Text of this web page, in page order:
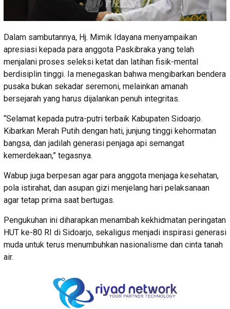
Dalam sambutannya, Hj. Mimik Idayana menyampaikan
apresiasi kepada para anggota Paskibraka yang telah
menjalani proses seleksi ketat dan latihan fisik-mental
berdisiplin tinggi. Ia menegaskan bahwa mengibarkan bendera
pusaka bukan sekadar seremoni, melainkan amanah
bersejarah yang harus dijalankan penuh integritas.
“Selamat kepada putra-putri terbaik Kabupaten Sidoarjo.
Kibarkan Merah Putih dengan hati, junjung tinggi kehormatan
bangsa, dan jadilah generasi penjaga api semangat
kemerdekaan,” tegasnya.
Wabup juga berpesan agar para anggota menjaga kesehatan,
pola istirahat, dan asupan gizi menjelang hari pelaksanaan
agar tetap prima saat bertugas.
Pengukuhan ini diharapkan menambah kekhidmatan peringatan
HUT ke-80 RI di Sidoarjo, sekaligus menjadi inspirasi generasi
muda untuk terus menumbuhkan nasionalisme dan cinta tanah
air.